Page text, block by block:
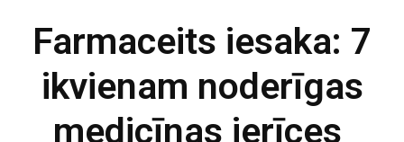
Farmaceits iesaka: 7
ikvienam noderīgas
medicīnas ierīces